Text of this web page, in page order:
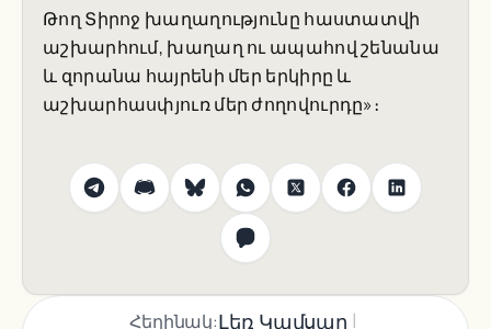
Թող Տիրոջ խաղաղությունը հաստատվի
աշխարհում, խաղաղ ու ապահով շենանա
և զորանա հայրենի մեր երկիրը և
աշխարհասփյուռ մեր ժողովուրդը»։
Հեղինակ:Լեռ Կամսար |